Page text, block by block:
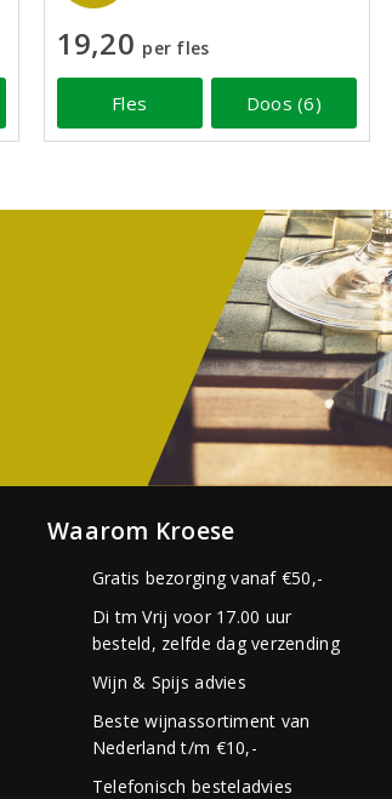
19,20 per fles
Fles Doos (6)
Waarom Kroese
Gratis bezorging vanaf €50,-
Di tm Vrij voor 17.00 uur
besteld, zelfde dag verzending
Wijn & Spijs advies
Beste wijnassortiment van
Nederland t/m €10,-
Telefonisch besteladvies